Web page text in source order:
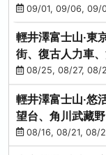
中出發
09/01, 09/06, 09/
輕井澤富士山‧東
街、復古人力車
鮮食放題
08/25, 08/27, 08/
輕井澤富士山‧悠
望台、角川武藏
膽生魚片
08/16, 08/21, 08/